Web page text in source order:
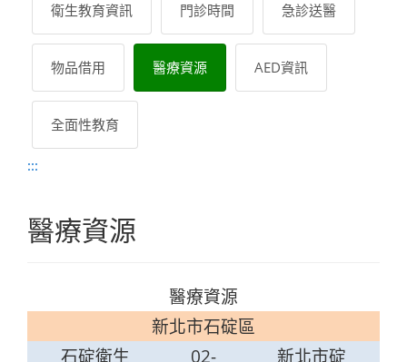
衛生教育資訊 門診時間 急診送醫
物品借用 醫療資源 AED資訊
全面性教育
:::
醫療資源
醫療資源
新北市石碇區
石碇衛生
02-
新北市碇